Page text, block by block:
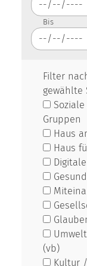
Bis
Filter
gewählte
Gruppen
Haus
Haus
(vb)
Kultur